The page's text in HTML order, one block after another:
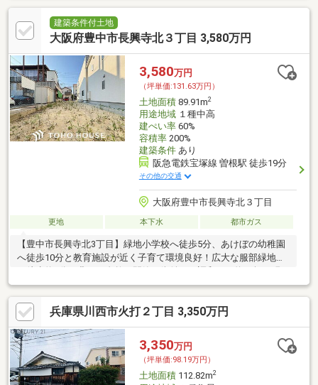
建築条件付土地
大阪府豊中市長興寺北３丁目 3,580万円
3,580万円
（坪単価:131.63万円）
土地面積89.91m2
用途地域１種中高
建ぺい率60%
容積率200%
建築条件あり
阪急電鉄宝塚線 曽根駅 徒歩19分
その他の交通
大阪府豊中市長興寺北３丁目
更地 本下水 都市ガス
【豊中市長興寺北3丁目】緑地小学校へ徒歩5分、あけぼの幼稚園
へ徒歩10分と教育施設が近く子育て環境良好！広大な服部緑地へ
況更地です。
兵庫県川西市火打２丁目 3,350万円
3,350万円
（坪単価:98.19万円）
土地面積112.82m2